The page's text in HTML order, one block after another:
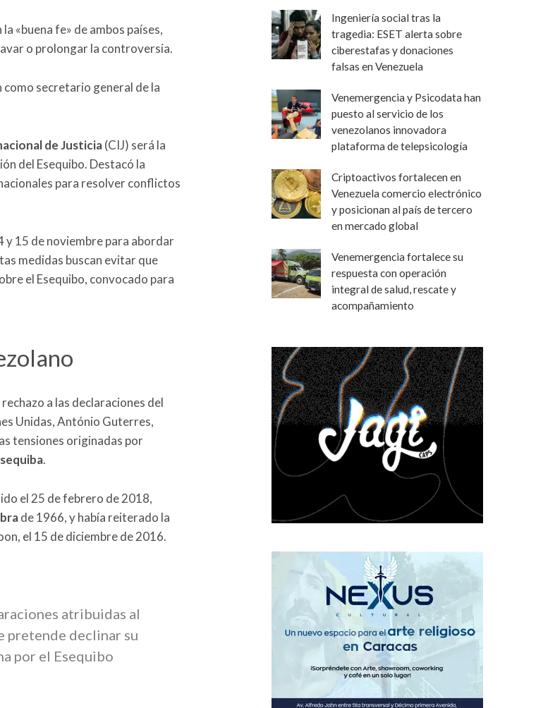
«buena fe» de ambos países,
o prolongar la controversia.
como secretario general de la
de Justicia(CIJ) será la
del Esequibo. Destacó la
para resolver conflictos
y 15 de noviembre para abordar
medidas buscan evitar que
el Esequibo, convocado para
a las declaraciones del
Unidas, António Guterres,
tensiones originadas por
.
el 25 de febrero de 2018,
de 1966, y había reiterado la
el 15 de diciembre de 2016.
atribuidas al
pretende declinar su
por el Esequibo
Ingeniería social tras la
tragedia: ESET alerta sobre
ciberestafas y donaciones
falsas en Venezuela
Venemergencia y Psicodata han
puesto al servicio de los
venezolanos innovadora
plataforma de telepsicología
Criptoactivos fortalecen en
Venezuela comercio electrónico
y posicionan al país de tercero
en mercado global
Venemergencia fortalece su
respuesta con operación
integral de salud, rescate y
acompañamiento